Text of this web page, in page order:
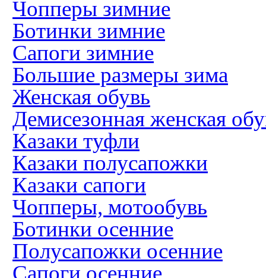
Чопперы зимние
Ботинки зимние
Сапоги зимние
Большие размеры зима
Женская обувь
Демисезонная женская
Казаки туфли
Казаки полусапожки
Казаки сапоги
Чопперы, мотообувь
Ботинки осенние
Полусапожки осенние
Сапоги осенние